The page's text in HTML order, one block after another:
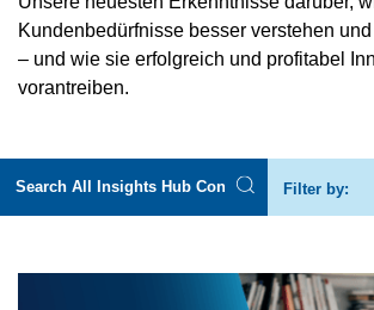
Kundenbedürfnisse besser verstehen
– und wie sie erfolgreich und profitabel
vorantreiben.
Filter by: